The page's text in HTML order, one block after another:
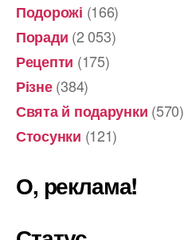
Подорожі (166)
Поради (2 053)
Рецепти (175)
Різне(384)
Свята й подарунки (570)
Стосунки (121)
О, реклама!